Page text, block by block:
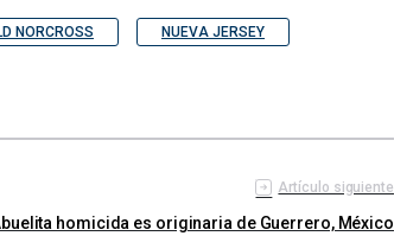
NORCROSS NUEVA JERSEY
Artículo siguiente
homicida es originaria de Guerrero, México